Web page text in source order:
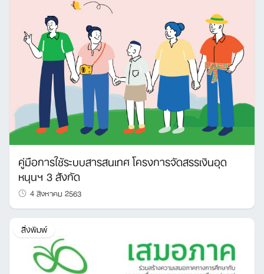
คู่มือการใช้ระบบสารสนเทศ โครงการจัดสรรเงินอุด
หนุนฯ 3 สังกัด
4 สิงหาคม 2563
สิ่งพิมพ์